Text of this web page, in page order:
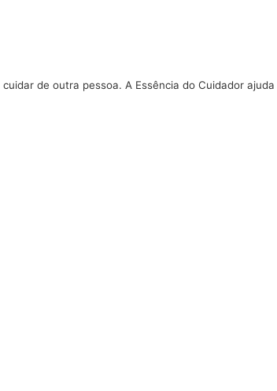
cuidar de outra pessoa. A Essência do Cuidador ajuda